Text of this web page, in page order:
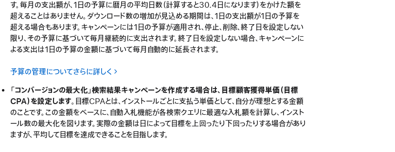
す。毎月の支出額が、1日の予算に暦月の平均日数（計算すると30.4日になります）をかけた額を
超えることはありません。ダウンロード数の増加が見込める期間は、1日の支出額が1日の予算を
超える場合もあります。キャンペーンには1日の予算が適用され、停止、削除、終了日を設定しない
限り、その予算に基づいて毎月継続的に支出されます。終了日を設定しない場合、キャンペーンに
よる支出は1日の予算の金額に基づいて毎月自動的に延長されます。
予算の管理についてさらに詳しく
「コンバージョンの最大化」検索結果キャンペーンを作成する場合は、目標顧客獲得単価（目標
CPA）を設定します。目標CPAとは、インストールごとに支払う単価として、自分が理想とする金額
のことです。この金額をベースに、自動入札機能が各検索クエリに最適な入札額を計算し、インスト
ール数の最大化を図ります。実際の金額は日によって目標を上回ったり下回ったりする場合があり
ますが、平均して目標を達成できることを目指します。